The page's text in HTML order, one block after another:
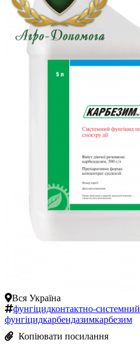
Вся Україна
фунгіцидконтактно-системний
фунгіцидкарбендазимкарбезим
Копіювати посилання